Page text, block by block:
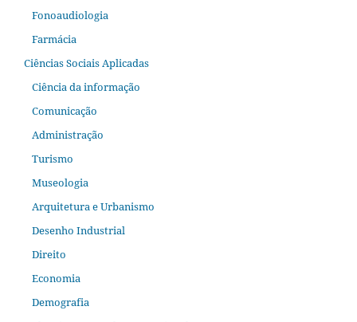
Fonoaudiologia
Farmácia
Ciências Sociais Aplicadas
Ciência da informação
Comunicação
Administração
Turismo
Museologia
Arquitetura e Urbanismo
Desenho Industrial
Direito
Economia
Demografia